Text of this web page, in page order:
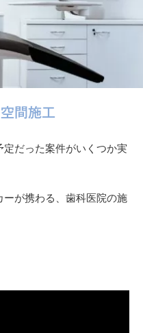
間施工
だった案件がいくつか実
が携わる、歯科医院の施